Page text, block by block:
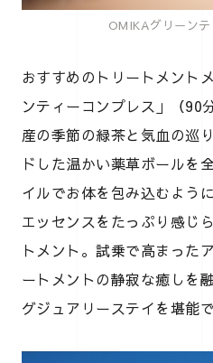
OMIKAグリーン
おすすめのトリートメント
ンティーコンプレス」（90
産の季節の緑茶と気血の巡
ドした温かい薬草ボールを
イルでお体を包み込むよう
エッセンスをたっぷり感じ
トメント。試乗で高まった
ートメントの静寂な癒しを
グジュアリーステイを堪能で